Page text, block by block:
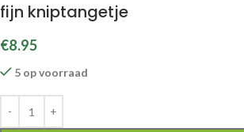
fijn kniptangetje
€8.95
5 op voorraad